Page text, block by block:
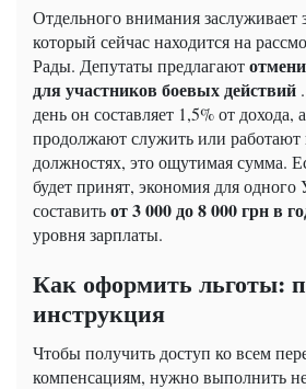
Отдельного внимания заслуживает
который сейчас находится на
Рады. Депутаты предлагают
для участников боевых действий
день он составляет 1,5% от
продолжают служить или работают
должностях, это ощутимая сумма.
будет принят, экономия для
составитьот 3 000 до 8 000 грн в
уровня зарплаты.
Как оформить льготы:
инструкция
Чтобы получить доступ ко всем
компенсациям, нужно выполнить